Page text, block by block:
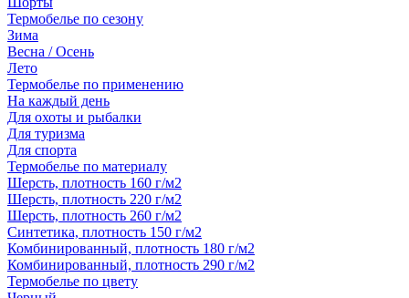
Термобелье по сезону
Зима
Весна / Осень
Лето
Термобелье по применению
На каждый день
Для охоты и рыбалки
Для туризма
Для спорта
Термобелье по материалу
Шерсть, плотность 160 г/м2
Шерсть, плотность 220 г/м2
Шерсть, плотность 260 г/м2
Синтетика, плотность 150 г/м2
Комбинированный, плотность 180 г/м2
Комбинированный, плотность 290 г/м2
Термобелье по цвету